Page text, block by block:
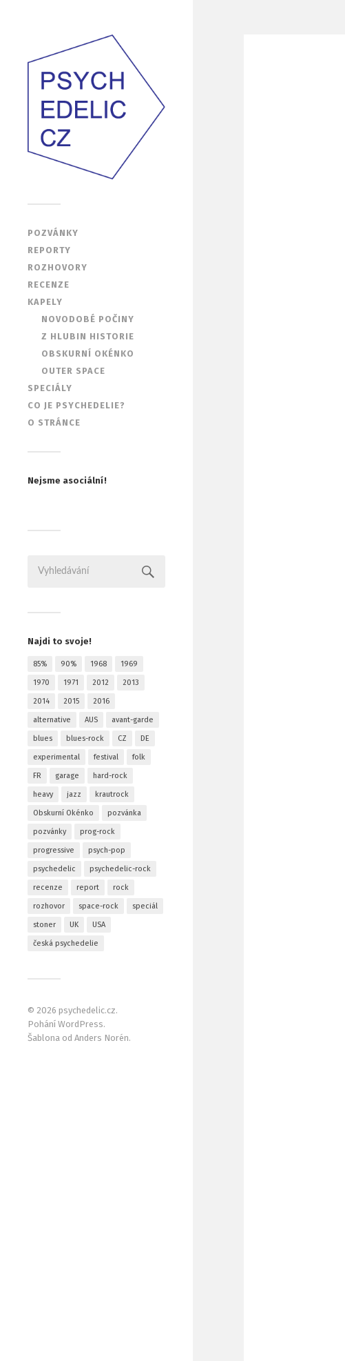
POZVÁNKY
REPORTY
ROZHOVORY
RECENZE
KAPELY
NOVODOBÉ POČINY
Z HLUBIN HISTORIE
OBSKURNÍ OKÉNKO
OUTER SPACE
SPECIÁLY
CO JE PSYCHEDELIE?
O STRÁNCE
Nejsme asociální!
Najdi to svoje!
85% 90% 1968 1969
1970 1971 2012 2013
2014 2015 2016
alternative AUS avant-garde
blues blues-rock CZ DE
experimental festival folk
FR garage hard-rock
heavy jazz krautrock
Obskurní Okénko pozvánka
pozvánky prog-rock
progressive psych-pop
psychedelic psychedelic-rock
recenze report rock
rozhovor space-rock speciál
stoner UK USA
česká psychedelie
© 2026 psychedelic.cz.
Pohání WordPress.
Šablona od Anders Norén.